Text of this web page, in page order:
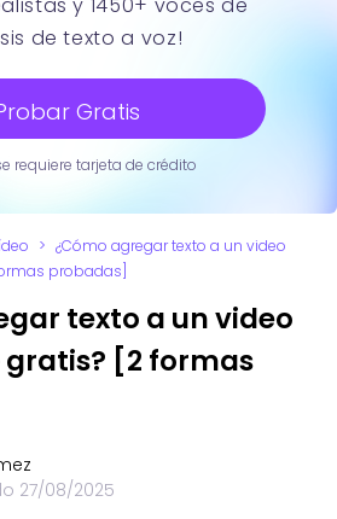
de texto a voz!
Gratis
requiere tarjeta de crédito
> ¿Cómo agregar texto a un video
probadas]
texto a un video
gratis? [2 formas
27/08/2025